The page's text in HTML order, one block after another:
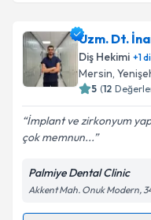
Dt. Elif cemre
oluşturun. Size bu
takvim
Kişisel
Metni'ni
kapsamda
Uzm. Dt.
Diş Hekimi +1
Mersin,
5 (12
İmplant ve zirkonyum
çok memnun...
Palmiye Dental Clinic
Akkent Mah. Onuk Modern,